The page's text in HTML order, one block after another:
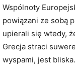
Wspólnoty
powiązani ze sobą
upierali się wtedy,
Grecja straci
wyspami, jest bliska.